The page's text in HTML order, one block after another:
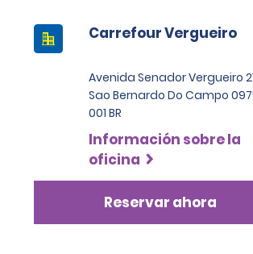
Carrefour Vergueiro
Avenida Senador Vergueiro
Sao Bernardo Do Campo
001 BR
Información sobre la
oficina
Reservar ahora